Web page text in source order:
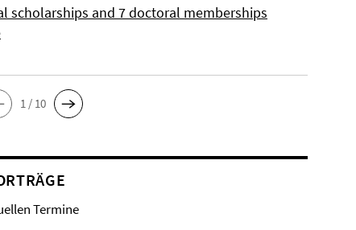
scholarships and 7 doctoral memberships
1 / 10
Termine